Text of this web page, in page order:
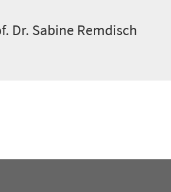
Dr. Sabine Remdisch